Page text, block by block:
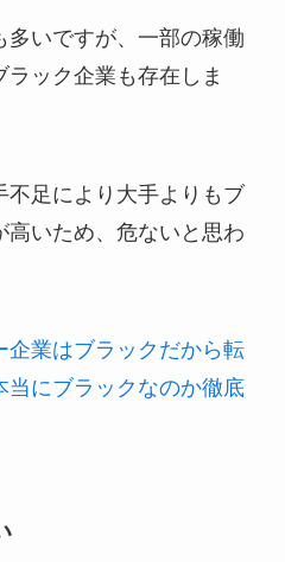
多いですが、一部の稼働
ック企業も存在しま
不足により大手よりもブ
高いため、危ないと思わ
企業はブラックだから転
当にブラックなのか徹底